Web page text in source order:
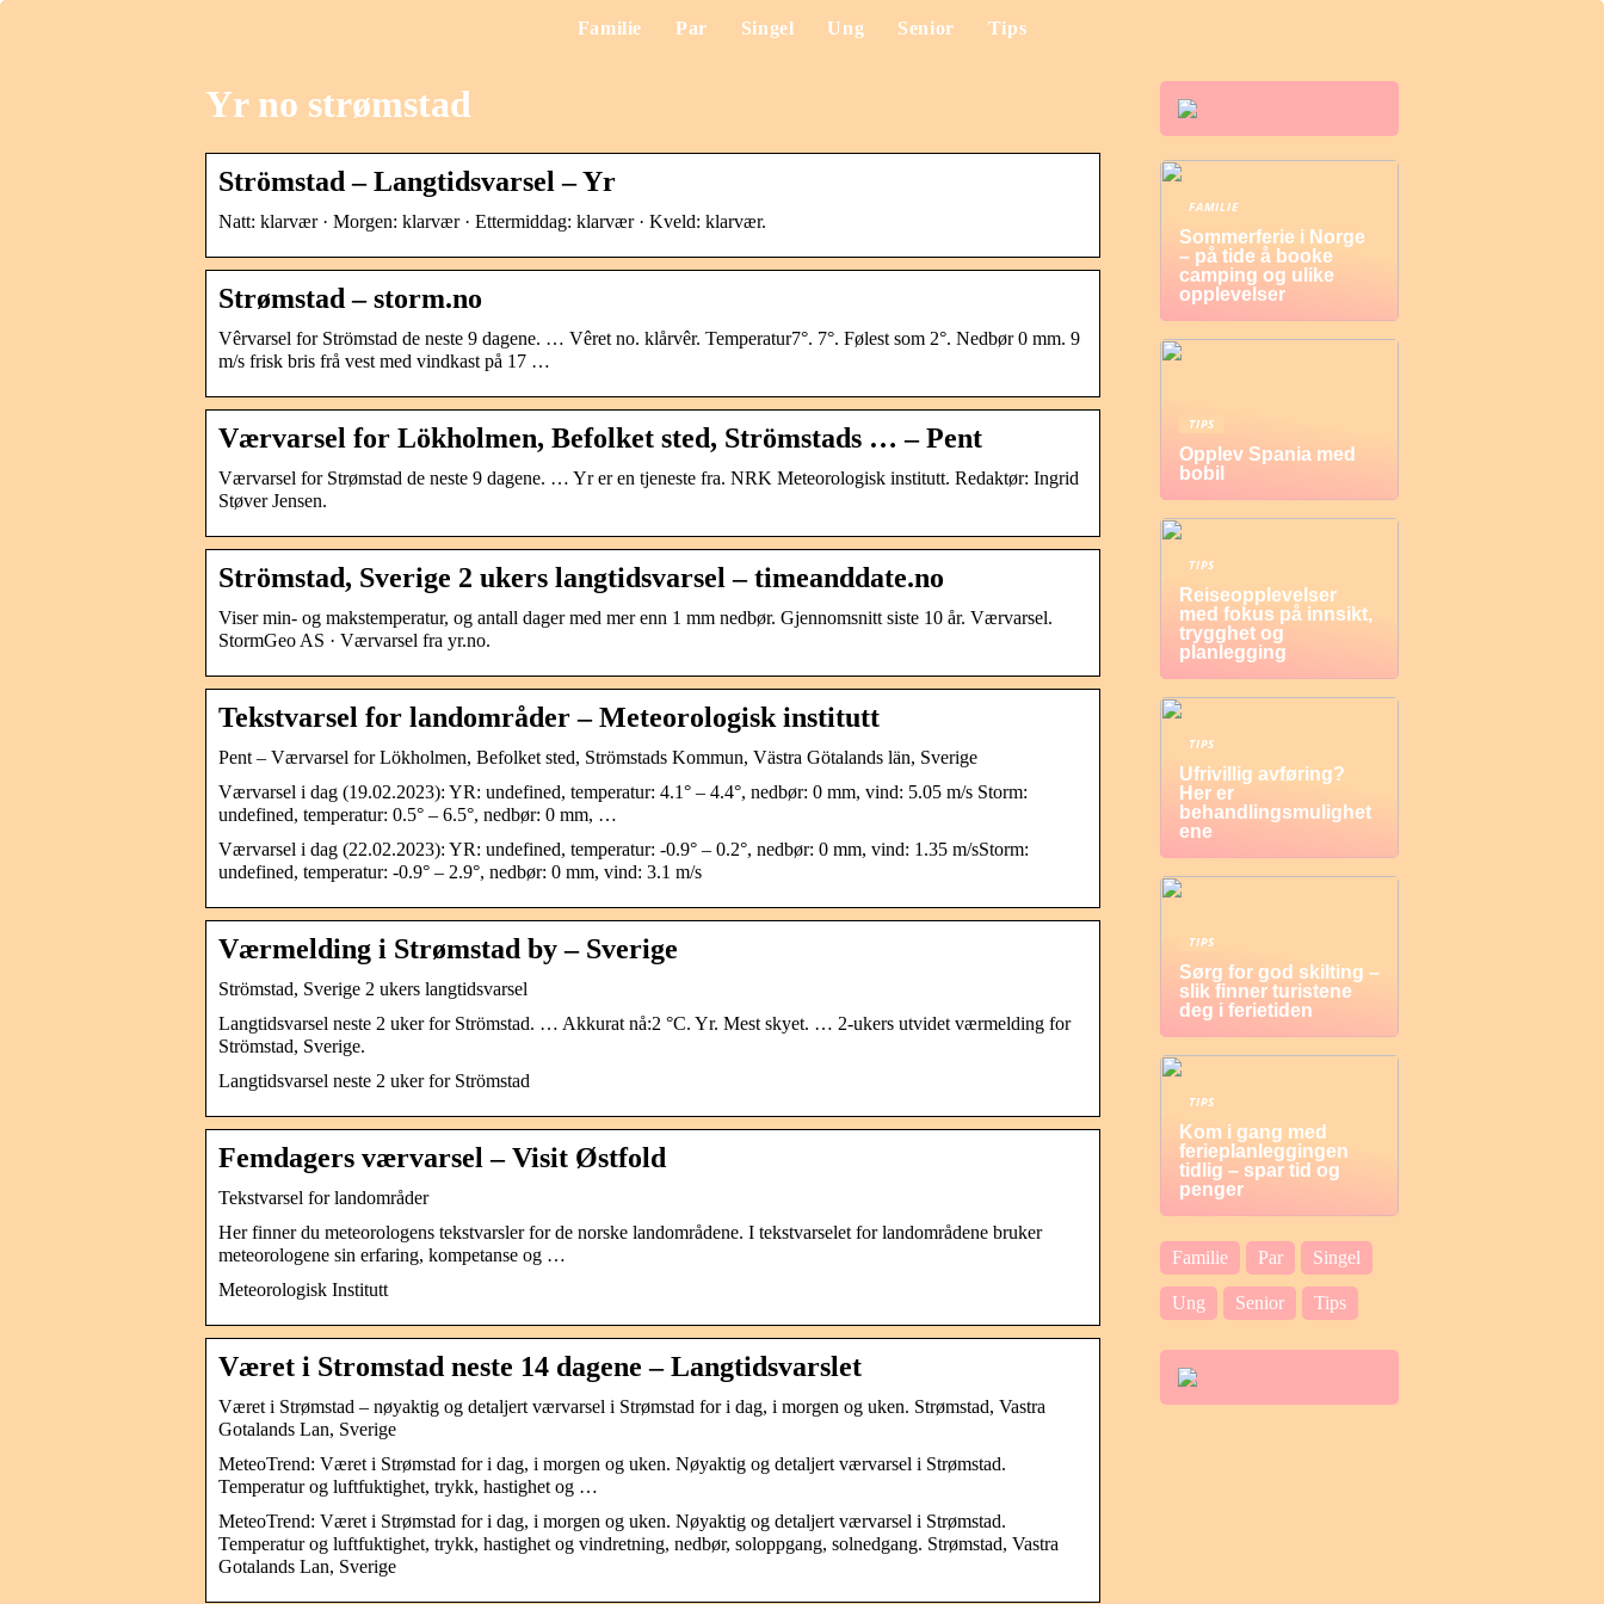
Familie Par Singel Ung Senior Tips
Yr no strømstad
Strömstad – Langtidsvarsel – Yr
Natt: klarvær · Morgen: klarvær · Ettermiddag: klarvær · Kveld: klarvær.
Strømstad – storm.no
Vêrvarsel for Strömstad de neste 9 dagene. … Vêret no. klårvêr. Temperatur7°. 7°. Følest som 2°. Nedbør 0 mm. 9
m/s frisk bris frå vest med vindkast på 17 …
Værvarsel for Lökholmen, Befolket sted, Strömstads … – Pent
Værvarsel for Strømstad de neste 9 dagene. … Yr er en tjeneste fra. NRK Meteorologisk institutt. Redaktør: Ingrid
Støver Jensen.
Strömstad, Sverige 2 ukers langtidsvarsel – timeanddate.no
Viser min- og makstemperatur, og antall dager med mer enn 1 mm nedbør. Gjennomsnitt siste 10 år. Værvarsel.
StormGeo AS · Værvarsel fra yr.no.
Tekstvarsel for landområder – Meteorologisk institutt
Pent – Værvarsel for Lökholmen, Befolket sted, Strömstads Kommun, Västra Götalands län, Sverige
Værvarsel i dag (19.02.2023): YR: undefined, temperatur: 4.1° – 4.4°, nedbør: 0 mm, vind: 5.05 m/s Storm:
undefined, temperatur: 0.5° – 6.5°, nedbør: 0 mm, …
Værvarsel i dag (22.02.2023): YR: undefined, temperatur: -0.9° – 0.2°, nedbør: 0 mm, vind: 1.35 m/sStorm:
undefined, temperatur: -0.9° – 2.9°, nedbør: 0 mm, vind: 3.1 m/s
Værmelding i Strømstad by – Sverige
Strömstad, Sverige 2 ukers langtidsvarsel
Langtidsvarsel neste 2 uker for Strömstad. … Akkurat nå:2 °C. Yr. Mest skyet. … 2-ukers utvidet værmelding for
Strömstad, Sverige.
Langtidsvarsel neste 2 uker for Strömstad
Femdagers værvarsel – Visit Østfold
Tekstvarsel for landområder
Her finner du meteorologens tekstvarsler for de norske landområdene. I tekstvarselet for landområdene bruker
meteorologene sin erfaring, kompetanse og …
Meteorologisk Institutt
Været i Stromstad neste 14 dagene – Langtidsvarslet
Været i Strømstad – nøyaktig og detaljert værvarsel i Strømstad for i dag, i morgen og uken. Strømstad, Vastra
Gotalands Lan, Sverige
MeteoTrend: Været i Strømstad for i dag, i morgen og uken. Nøyaktig og detaljert værvarsel i Strømstad.
Temperatur og luftfuktighet, trykk, hastighet og …
MeteoTrend: Været i Strømstad for i dag, i morgen og uken. Nøyaktig og detaljert værvarsel i Strømstad.
Temperatur og luftfuktighet, trykk, hastighet og vindretning, nedbør, soloppgang, solnedgang. Strømstad, Vastra
Gotalands Lan, Sverige
FAMILIE
Sommerferie i Norge
– på tide å booke
camping og ulike
opplevelser
TIPS
Opplev Spania med
bobil
TIPS
Reiseopplevelser
med fokus på innsikt,
trygghet og
planlegging
TIPS
Ufrivillig avføring?
Her er
behandlingsmulighet
ene
TIPS
Sørg for god skilting –
slik finner turistene
deg i ferietiden
TIPS
Kom i gang med
ferieplanleggingen
tidlig – spar tid og
penger
Familie Par Singel
Ung Senior Tips